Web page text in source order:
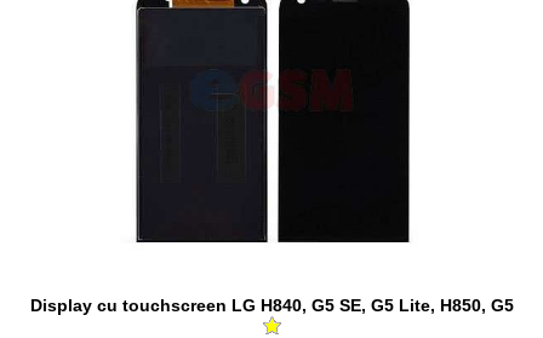
Display cu touchscreen LG H840, G5 SE, G5 Lite, H850, G5